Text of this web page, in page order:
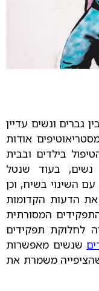
גברים ונשים עדיין
אודות
בילדים ובבית
בעוד שנטל
השינוי בשיח, וכן
את הדעות הקדומות
המסורתית
לחלוקת תפקידים
שנשים מאפשרות
משמרת את